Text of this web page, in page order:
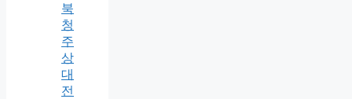
북
청
주
상
대
전